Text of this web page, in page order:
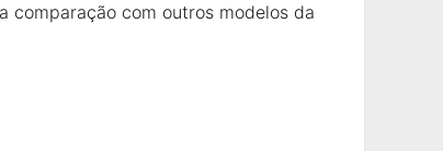
comparação com outros modelos da